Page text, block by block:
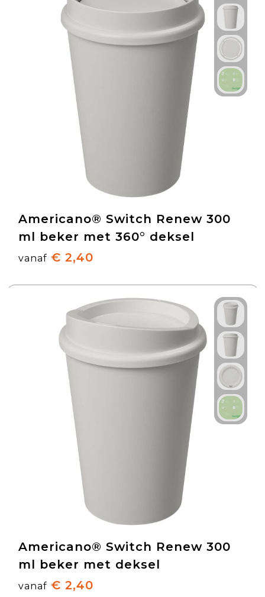
Americano® Switch Renew 300
ml beker met 360° deksel
vanaf € 2,40
Americano® Switch Renew 300
ml beker met deksel
vanaf € 2,40